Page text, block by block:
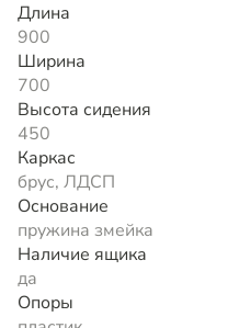
Длина
900
Ширина
700
Высота сидения
450
Каркас
брус, ЛДСП
Основание
пружина змейка
Наличие ящика
да
Опоры